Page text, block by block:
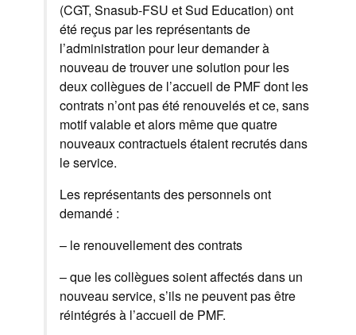
(CGT, Snasub-FSU et Sud Education) ont
été reçus par les représentants de
l’administration pour leur demander à
nouveau de trouver une solution pour les
deux collègues de l’accueil de PMF dont les
contrats n’ont pas été renouvelés et ce, sans
motif valable et alors même que quatre
nouveaux contractuels étaient recrutés dans
le service.
Les représentants des personnels ont
demandé :
– le renouvellement des contrats
– que les collègues soient affectés dans un
nouveau service, s’ils ne peuvent pas être
réintégrés à l’accueil de PMF.